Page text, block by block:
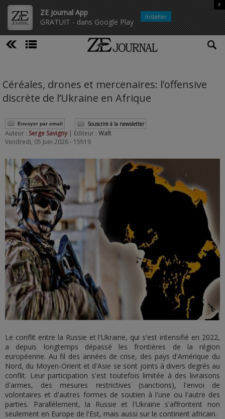
ZE Journal App
GRATUIT - dans Google Play
x
Installer
Céréales, drones et mercenaires: l’offensive
discrète de l’Ukraine en Afrique
Envoyer par email Souscrire à la newsletter
Auteur : Serge Savigny | Editeur : Walt
Vendredi, 05 Juin 2026 - 15h19
Le conflit entre la Russie et l'Ukraine, qui s'est intensifié en 2022,
a depuis longtemps dépassé les frontières de la région
européenne. Au fil des années de crise, des pays d'Amérique du
Nord, du Moyen-Orient et d'Asie se sont joints à divers degrés au
conflit. Leur participation s'est toutefois limitée à des livraisons
d'armes, des mesures restrictives (sanctions), l'envoi de
volontaires et d'autres formes de soutien à l'une ou l'autre des
parties. Parallèlement, la Russie et l'Ukraine s'affrontent non
seulement en Europe de l'Est, mais aussi sur le continent africain.